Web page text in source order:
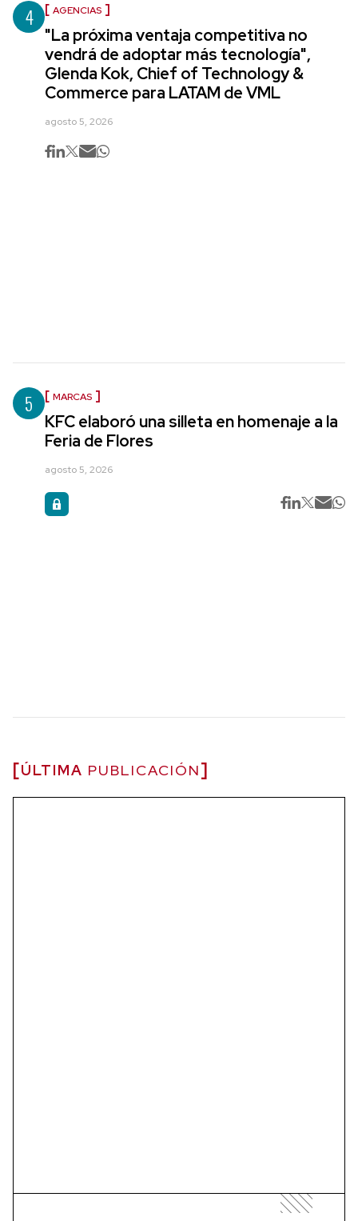
4 AGENCIAS
"La próxima ventaja competitiva no
vendrá de adoptar más tecnología",
Glenda Kok, Chief of Technology &
Commerce para LATAM de VML
agosto 5, 2026
5 MARCAS
KFC elaboró una silleta en homenaje a la
Feria de Flores
agosto 5, 2026
ÚLTIMA PUBLICACIÓN